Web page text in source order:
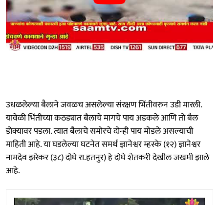
उधळलेल्या बैलाने जवळच असलेल्या संरक्षण भिंतीवरुन उडी मारली.
यावेळी भिंतीच्या कठड्यात बैलाचे मागचे पाय अडकले आणि तो बैल
डोक्यावर पडला. त्यात बैलाचे समोरचे दोन्ही पाय मोडले असल्याची
माहिती आहे. या घडलेल्या घटनेत समर्थ ज्ञानेश्वर म्हस्के (१२) ज्ञानेश्वर
नामदेव झरेकर (३८) दोघे रा.हतनुर) हे दोघे शेतकरी देखील जखमी झाले
आहे.